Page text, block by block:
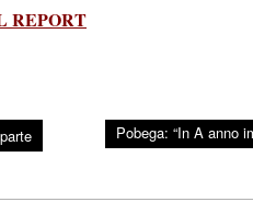
REPORT
Pobega: “In A anno